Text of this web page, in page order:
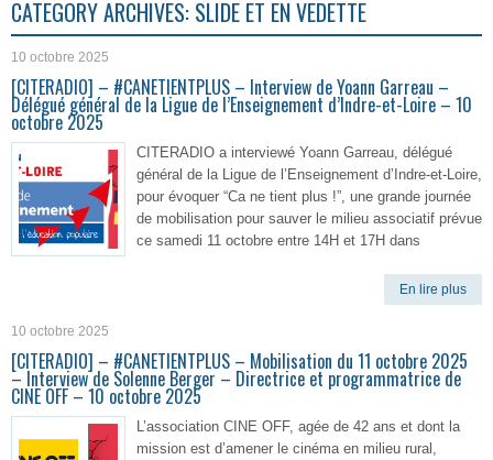
CATEGORY ARCHIVES: SLIDE ET EN VEDETTE
10 octobre 2025
[CITERADIO] – #CANETIENTPLUS – Interview de Yoann Garreau –
Délégué général de la Ligue de l’Enseignement d’Indre-et-Loire – 10
octobre 2025
CITERADIO a interviewé Yoann Garreau, délégué
général de la Ligue de l’Enseignement d’Indre-et-Loire,
pour évoquer “Ca ne tient plus !”, une grande journée
de mobilisation pour sauver le milieu associatif prévue
ce samedi 11 octobre entre 14H et 17H dans
En lire plus
10 octobre 2025
[CITERADIO] – #CANETIENTPLUS – Mobilisation du 11 octobre 2025
– Interview de Solenne Berger – Directrice et programmatrice de
CINE OFF – 10 octobre 2025
L’association CINE OFF, agée de 42 ans et dont la
mission est d’amener le cinéma en milieu rural,